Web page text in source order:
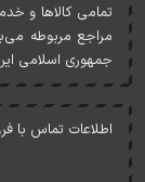
تمامی کالاها و
مراجع مربوطه
جمهوری اسلامی
اطلاعات تماس با